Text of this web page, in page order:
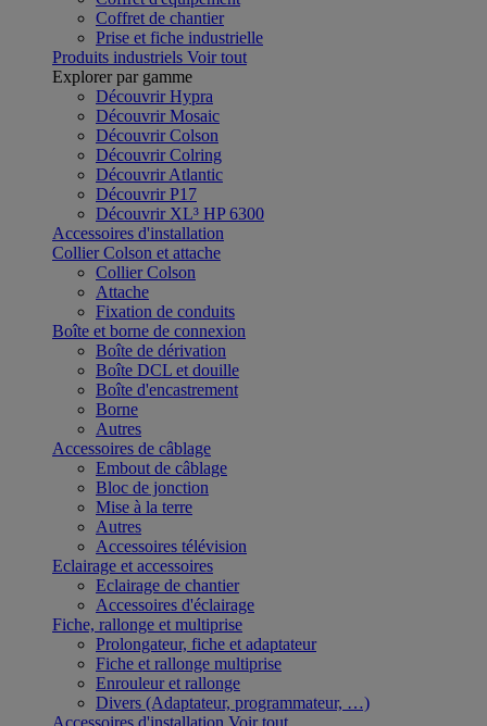
Coffret de chantier
Prise et fiche industrielle
Produits industriels Voir tout
Explorer par gamme
Découvrir Hypra
Découvrir Mosaic
Découvrir Colson
Découvrir Colring
Découvrir Atlantic
Découvrir P17
Découvrir XL³ HP 6300
Accessoires d'installation
Collier Colson et attache
Collier Colson
Attache
Fixation de conduits
Boîte et borne de connexion
Boîte de dérivation
Boîte DCL et douille
Boîte d'encastrement
Borne
Autres
Accessoires de câblage
Embout de câblage
Bloc de jonction
Mise à la terre
Autres
Accessoires télévision
Eclairage et accessoires
Eclairage de chantier
Accessoires d'éclairage
Fiche, rallonge et multiprise
Prolongateur, fiche et adaptateur
Fiche et rallonge multiprise
Enrouleur et rallonge
Divers (Adaptateur, programmateur, …)
Accessoires d'installation Voir tout